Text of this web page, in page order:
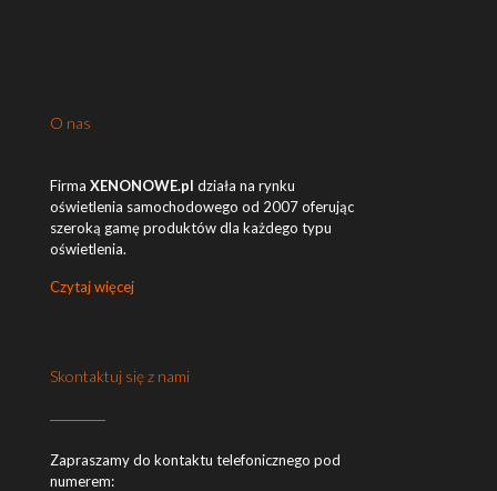
O nas
Firma XENONOWE.pl działa na rynku
oświetlenia samochodowego od 2007 oferując
szeroką gamę produktów dla każdego typu
oświetlenia.
Czytaj więcej
Skontaktuj się z nami
Zapraszamy do kontaktu telefonicznego pod
numerem: